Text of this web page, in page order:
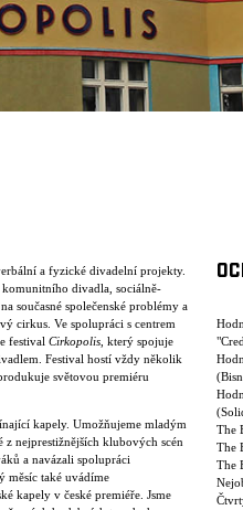
a fyzické divadelní projekty.
divadla, sociálně-
současné společenské problémy a
cirkus. Ve spolupráci s centrem
festival Cirkopolis , který spojuje
Festival hostí vždy několik
světovou premiéru
kapely. Umožňujeme mladým
nejprestižnějších klubových scén
a navázali spolupráci
měsíc také uvádíme
kapely v české premiéře. Jsme
The
The
The